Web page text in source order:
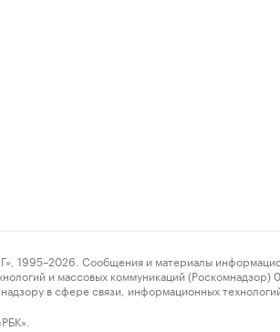
Сообщения и материалы
и массовых коммуникаций
в сфере связи, информационных